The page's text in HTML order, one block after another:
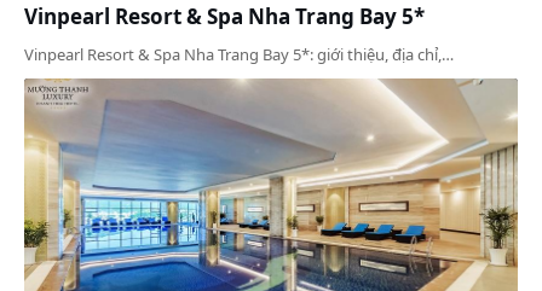
Vinpearl Resort & Spa Nha Trang Bay 5*
Vinpearl Resort & Spa Nha Trang Bay 5*: giới thiệu, địa chỉ,…